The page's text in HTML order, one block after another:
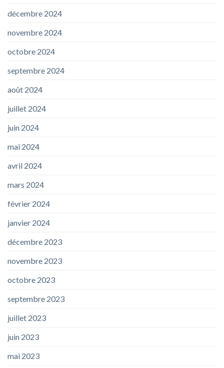
décembre 2024
novembre 2024
octobre 2024
septembre 2024
août 2024
juillet 2024
juin 2024
mai 2024
avril 2024
mars 2024
février 2024
janvier 2024
décembre 2023
novembre 2023
octobre 2023
septembre 2023
juillet 2023
juin 2023
mai 2023